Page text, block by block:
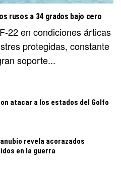
rusos a 34 grados bajo cero
22 en condiciones árticas
protegidas, constante
soporte...
atacar a los estados del Golfo
revela acorazados
en la guerra